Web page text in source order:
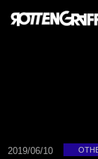
2019/06/10